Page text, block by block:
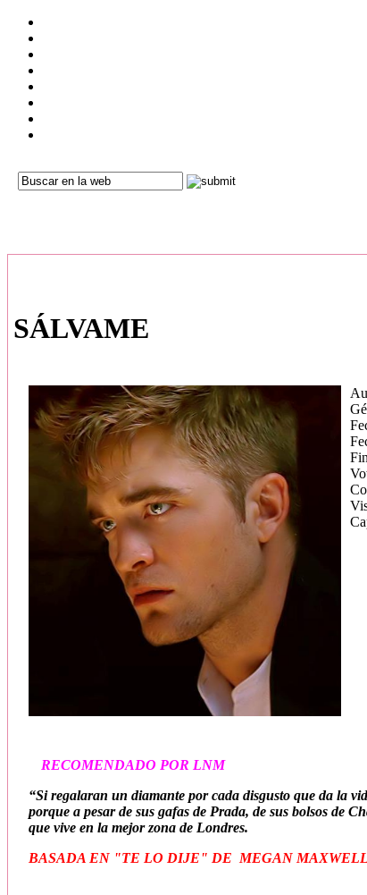
SÁLVAME
RECOMENDADO POR LNM
“Si regalaran un diamante por cada disgusto que da la
porque a pesar de sus gafas de Prada, de sus bolsos de
que vive en la mejor zona de Londres.
BASADA EN "TE LO DIJE" DE MEGAN MAXWELL